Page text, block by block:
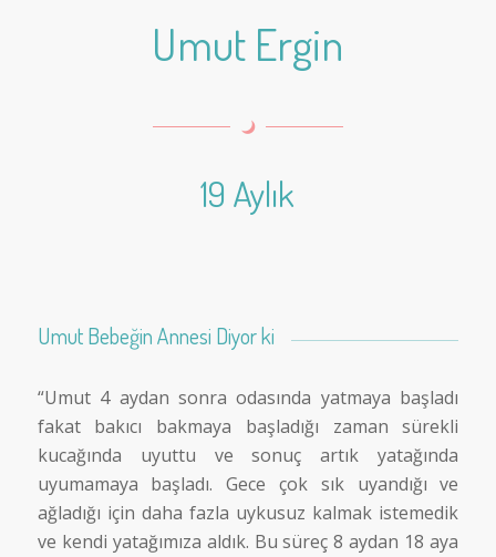
Umut Ergin
19 Aylık
Umut Bebeğin Annesi Diyor ki
“Umut 4 aydan sonra odasında yatmaya başladı
fakat bakıcı bakmaya başladığı zaman sürekli
kucağında uyuttu ve sonuç artık yatağında
uyumamaya başladı. Gece çok sık uyandığı ve
ağladığı için daha fazla uykusuz kalmak istemedik
ve kendi yatağımıza aldık. Bu süreç 8 aydan 18 aya